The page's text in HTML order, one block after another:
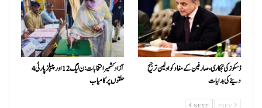
ڈسکوز کی نجکاری،صارفین کے مفاد کو اولین ترجیح
دینے کی ہدایات
آزاد کشمیر انتخابات:ن ليگ 12 اور پیپلزپارٹی 4
حلقوں پر کامیاب
NEXT